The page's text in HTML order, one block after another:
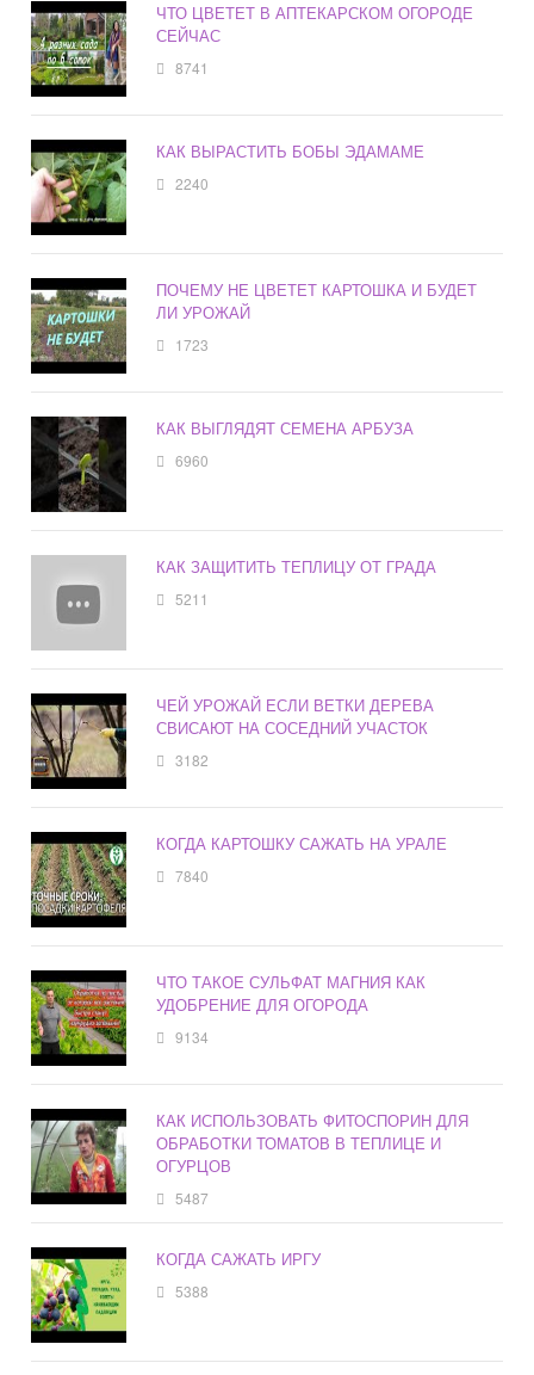
ЧТО ЦВЕТЕТ В АПТЕКАРСКОМ ОГОРОДЕ
СЕЙЧАС
8741
КАК ВЫРАСТИТЬ БОБЫ ЭДАМАМЕ
2240
ПОЧЕМУ НЕ ЦВЕТЕТ КАРТОШКА И БУДЕТ
ЛИ УРОЖАЙ
1723
КАК ВЫГЛЯДЯТ СЕМЕНА АРБУЗА
6960
КАК ЗАЩИТИТЬ ТЕПЛИЦУ ОТ ГРАДА
5211
ЧЕЙ УРОЖАЙ ЕСЛИ ВЕТКИ ДЕРЕВА
СВИСАЮТ НА СОСЕДНИЙ УЧАСТОК
3182
КОГДА КАРТОШКУ САЖАТЬ НА УРАЛЕ
7840
ЧТО ТАКОЕ СУЛЬФАТ МАГНИЯ КАК
УДОБРЕНИЕ ДЛЯ ОГОРОДА
9134
КАК ИСПОЛЬЗОВАТЬ ФИТОСПОРИН ДЛЯ
ОБРАБОТКИ ТОМАТОВ В ТЕПЛИЦЕ И
ОГУРЦОВ
5487
КОГДА САЖАТЬ ИРГУ
5388